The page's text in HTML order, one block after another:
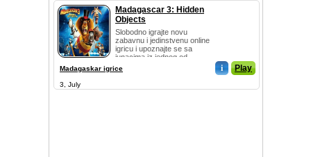
Madagascar 3: Hidden
Objects
Slobodno igrajte novu
zabavnu i jedinstvenu online
igricu i upoznajte se sa
junacima iz jednog od...
Madagaskar igrice i Play
3, July